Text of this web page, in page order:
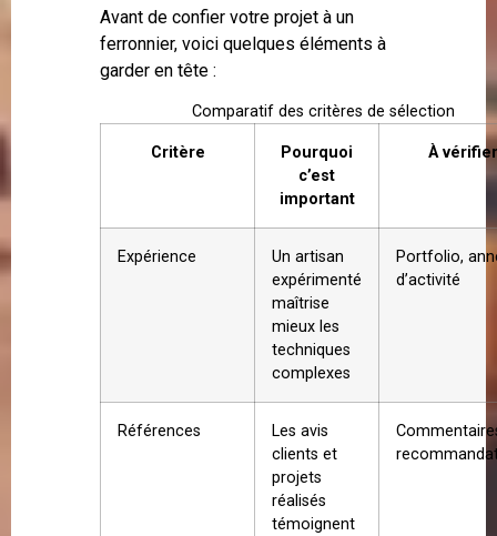
Avant de confier votre projet à un
ferronnier, voici quelques éléments à
garder en tête :
Comparatif des critères de sélection
Critère
Pourquoi
c’est
important
À vérifier
Expérience
Un artisan
expérimenté
maîtrise
mieux les
techniques
complexes
Portfolio,
d’activité
Références
Les avis
clients et
projets
réalisés
témoignent